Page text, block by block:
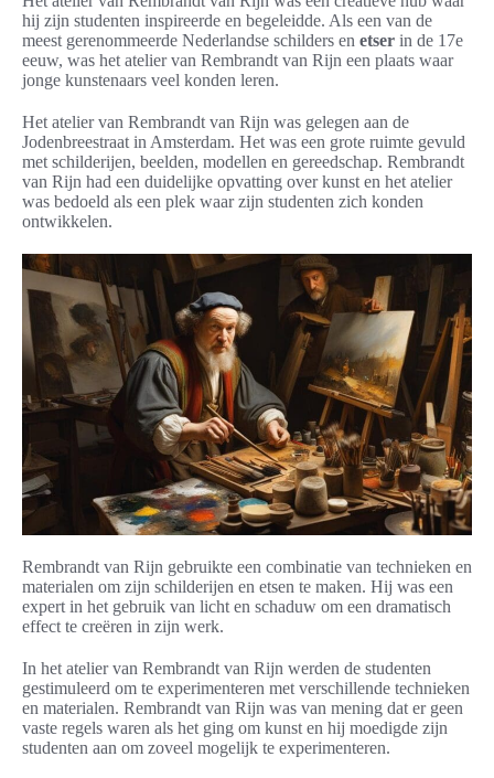
hij zijn studenten inspireerde en begeleidde. Als een van de
meest gerenommeerde Nederlandse schilders en etser in de 17e
eeuw, was het atelier van Rembrandt van Rijn een plaats waar
jonge kunstenaars veel konden leren.
Het atelier van Rembrandt van Rijn was gelegen aan de
Jodenbreestraat in Amsterdam. Het was een grote ruimte gevuld
met schilderijen, beelden, modellen en gereedschap. Rembrandt
van Rijn had een duidelijke opvatting over kunst en het atelier
was bedoeld als een plek waar zijn studenten zich konden
ontwikkelen.
Rembrandt van Rijn gebruikte een combinatie van technieken en
materialen om zijn schilderijen en etsen te maken. Hij was een
expert in het gebruik van licht en schaduw om een dramatisch
effect te creëren in zijn werk.
In het atelier van Rembrandt van Rijn werden de studenten
gestimuleerd om te experimenteren met verschillende technieken
en materialen. Rembrandt van Rijn was van mening dat er geen
vaste regels waren als het ging om kunst en hij moedigde zijn
studenten aan om zoveel mogelijk te experimenteren.